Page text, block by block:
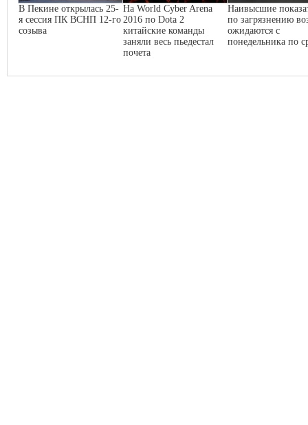
В Пекине открылась 25-
я сессия ПК ВСНП 12-го
созыва
На World Cyber Arena
2016 по Dota 2
китайские команды
заняли весь пьедестал
почета
Наивысшие
по загрязнению
ожидаются с
понедельника по